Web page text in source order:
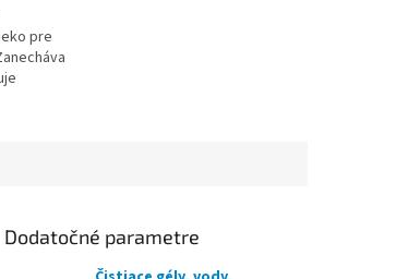
pre
Dodatočné parametre